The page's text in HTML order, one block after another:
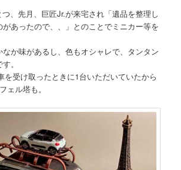
、先月、巨匠Jr.が来宅され「遺品を整理し
あったので、、」とのことでミニカー等を
か味があるし、色もオシャレで、タンタン
。
を受け取ったときに1台いただいていたから
ェル塔も。